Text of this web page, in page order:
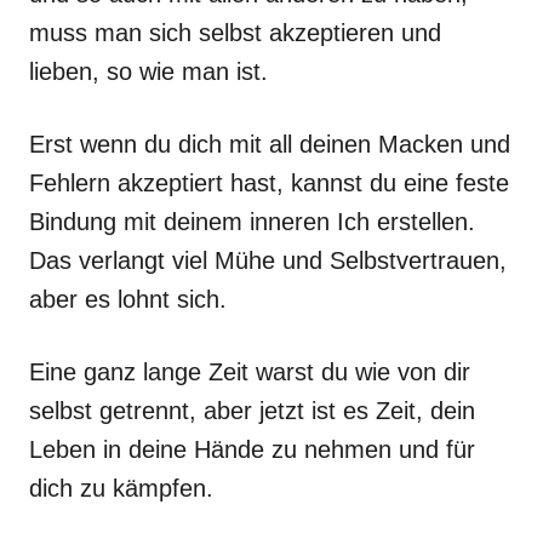
muss man sich selbst akzeptieren und
lieben, so wie man ist.
Erst wenn du dich mit all deinen Macken und
Fehlern akzeptiert hast, kannst du eine feste
Bindung mit deinem inneren Ich erstellen.
Das verlangt viel Mühe und Selbstvertrauen,
aber es lohnt sich.
Eine ganz lange Zeit warst du wie von dir
selbst getrennt, aber jetzt ist es Zeit, dein
Leben in deine Hände zu nehmen und für
dich zu kämpfen.